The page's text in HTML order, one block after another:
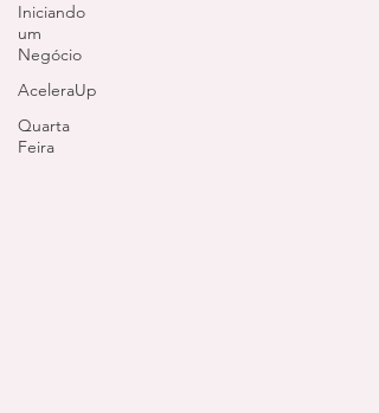
Iniciando
um
Negócio
AceleraUp
Quarta
Feira